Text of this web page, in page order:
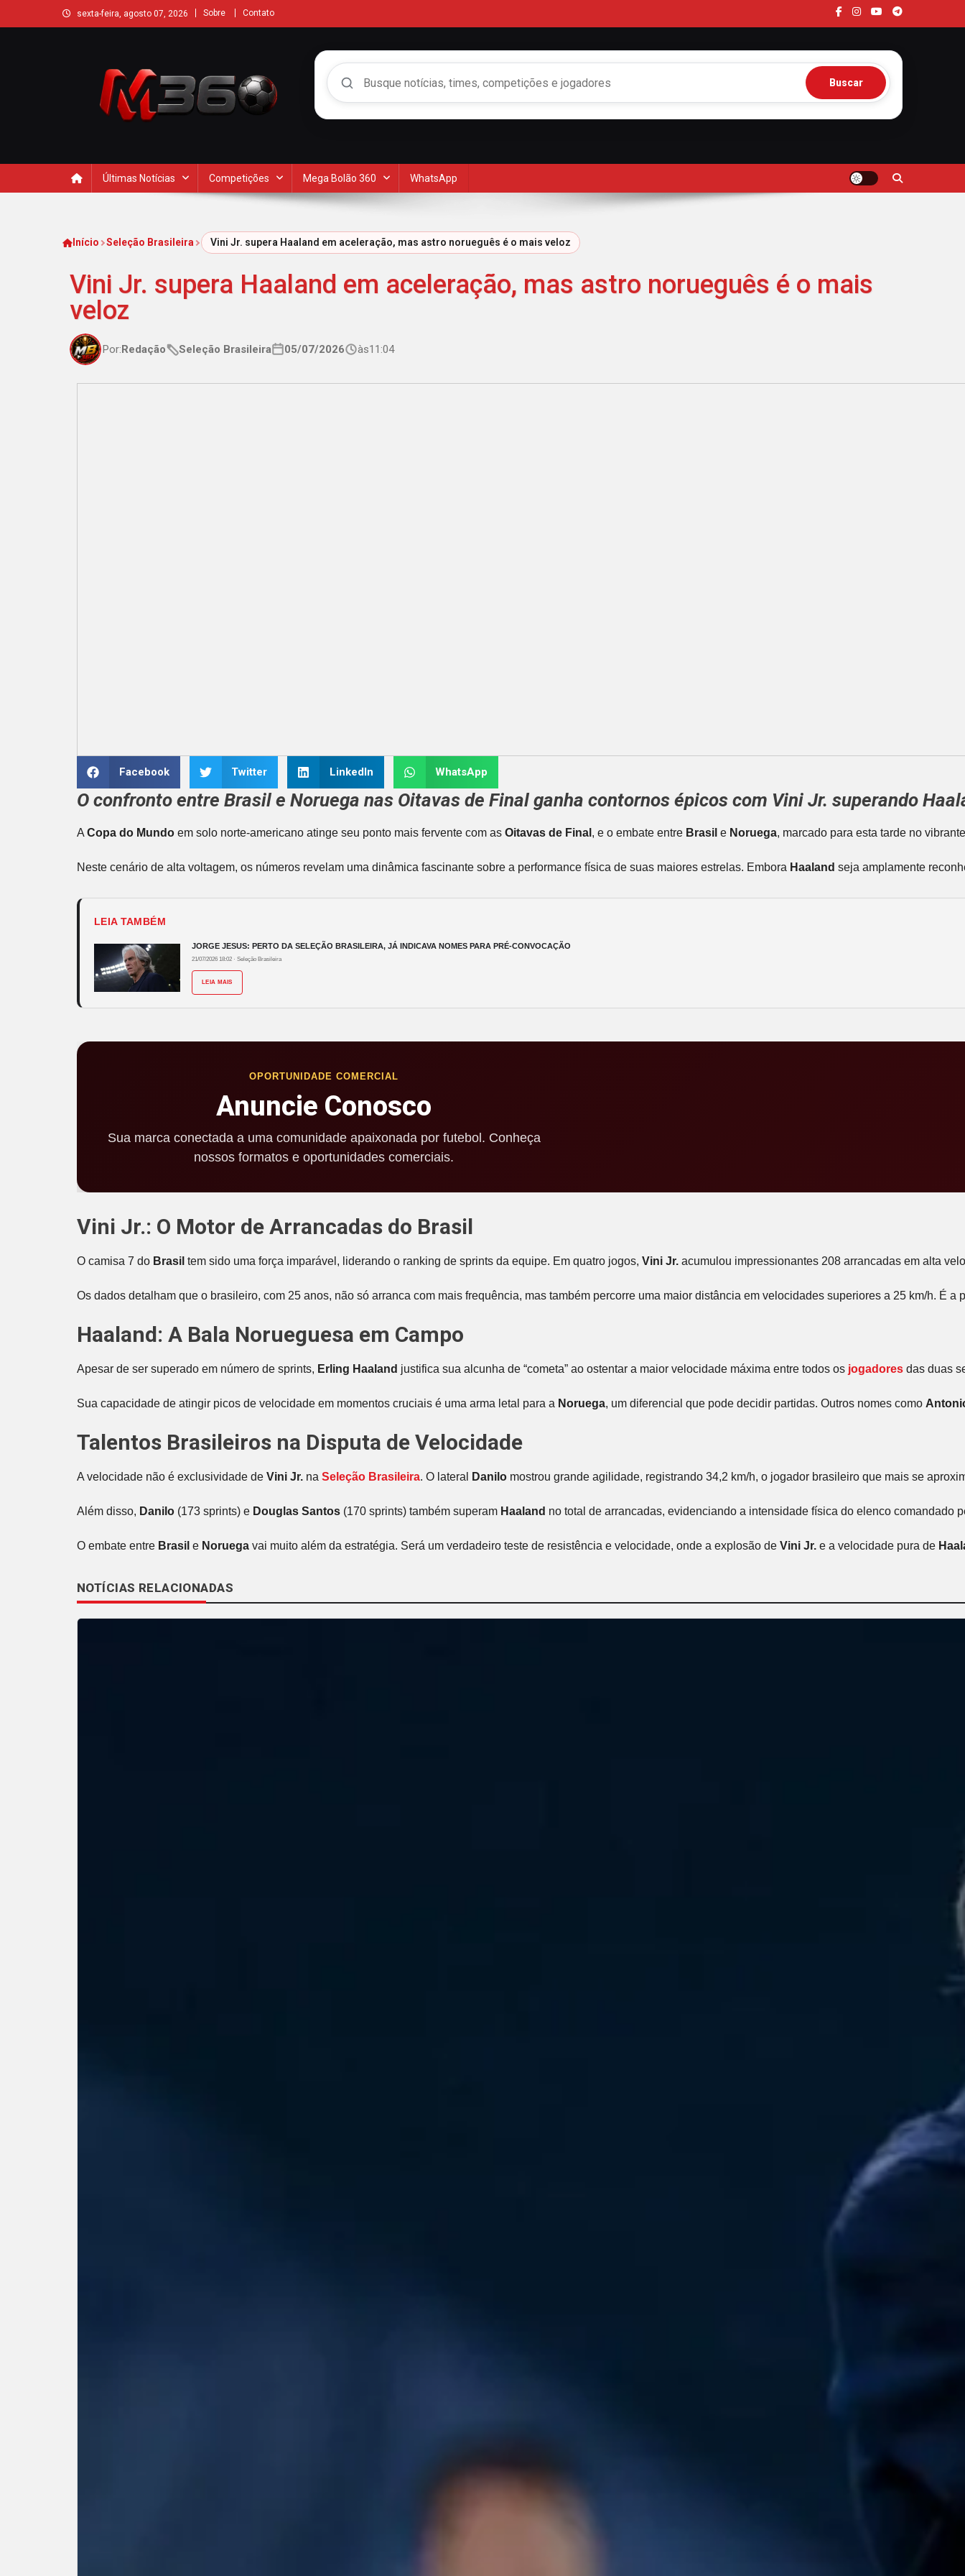
sexta-feira, agosto 07, 2026 Sobre Contato
Buscar no Mengão 360
Buscar
Últimas Notícias Competições Mega Bolão 360 WhatsApp
Início Seleção Brasileira Vini Jr. supera Haaland em aceleração, mas astro norueguês é o mais veloz
Vini Jr. supera Haaland em aceleração, mas astro norueguês é o mais
veloz
Por:Redação Seleção Brasileira 05/07/2026 às11:04
Facebook Twitter LinkedIn WhatsApp
O confronto entre Brasil e Noruega nas Oitavas de Final ganha contornos épicos com Vini Jr. superando
A Copa do Mundo em solo norte-americano atinge seu ponto mais fervente com as Oitavas de Final , e o embate entre Brasil e Noruega, marcado para esta tarde no
Neste cenário de alta voltagem, os números revelam uma dinâmica fascinante sobre a performance física de suas maiores estrelas. Embora Haaland seja amplamente
LEIA TAMBÉM
JORGE JESUS: PERTO DA SELEÇÃO BRASILEIRA, JÁ INDICAVA NOMES PARA PRÉ-CONVOCAÇÃO
21/07/2026 18:02 · Seleção Brasileira
LEIA MAIS
OPORTUNIDADE COMERCIAL
Anuncie Conosco
Sua marca conectada a uma comunidade apaixonada por futebol. Conheça
nossos formatos e oportunidades comerciais.
Vini Jr.: O Motor de Arrancadas do Brasil
O camisa 7 do Brasil tem sido uma força imparável, liderando o ranking de sprints da equipe. Em quatro jogos, Vini Jr. acumulou impressionantes 208 arrancadas em alta
Os dados detalham que o brasileiro, com 25 anos, não só arranca com mais frequência, mas também percorre uma maior distância em velocidades superiores a 25 km/h. É
Haaland: A Bala Norueguesa em Campo
Apesar de ser superado em número de sprints, Erling Haaland justifica sua alcunha de “cometa” ao ostentar a maior velocidade máxima entre todos os jogadores das duas
Sua capacidade de atingir picos de velocidade em momentos cruciais é uma arma letal para a Noruega, um diferencial que pode decidir partidas. Outros nomes como
Talentos Brasileiros na Disputa de Velocidade
A velocidade não é exclusividade de Vini Jr. na Seleção Brasileira. O lateral Danilo mostrou grande agilidade, registrando 34,2 km/h, o jogador brasileiro que mais se
Além disso, Danilo (173 sprints) e Douglas Santos (170 sprints) também superam Haaland no total de arrancadas, evidenciando a intensidade física do elenco comandado
O embate entre Brasil e Noruega vai muito além da estratégia. Será um verdadeiro teste de resistência e velocidade, onde a explosão de Vini Jr. e a velocidade pura de
NOTÍCIAS RELACIONADAS